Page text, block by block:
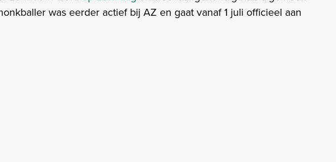
was eerder actief bij AZ en gaat vanaf 1 juli officieel aan